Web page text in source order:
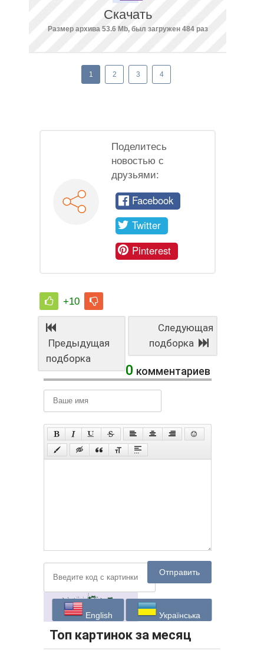
Скачать
Размер архива 53.6 Mb, был загружен 484 раз
1 2 3 4
Поделитесь
новостью с
друзьями:
Facebook
Twitter
Pinterest
+10
Предыдущая
подборка
Следующая
подборка
0 комментариев
Отправить
English Українська
Топ картинок за месяц